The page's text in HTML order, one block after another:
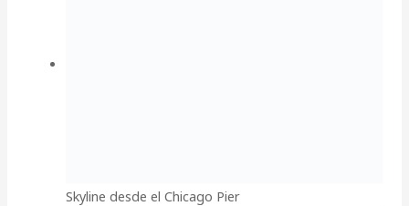
Skyline desde el Chicago Pier